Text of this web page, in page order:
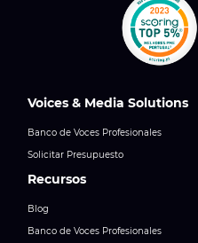
Voices & Media Solutions
Banco de Voces Profesionales
Solicitar Presupuesto
Recursos
Blog
Banco de Voces Profesionales